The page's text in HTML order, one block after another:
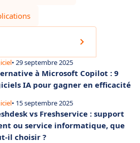
• 29 septembre 2025
à Microsoft Copilot : 9
IA pour gagner en efficacité
• 15 septembre 2025
vs Freshservice : support
ou service informatique, que
il choisir ?